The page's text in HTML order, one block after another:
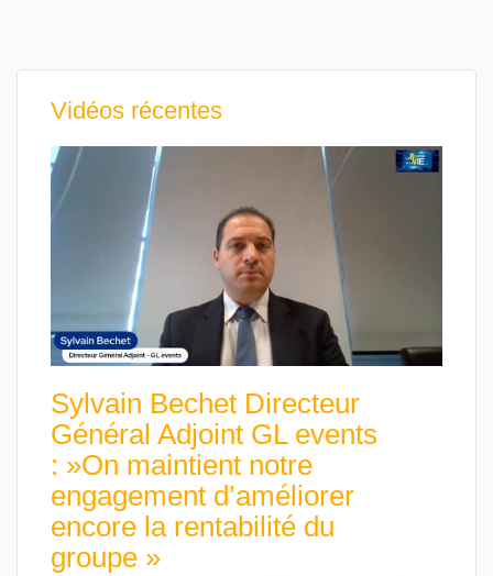
Vidéos récentes
Sylvain Bechet Directeur
Général Adjoint GL events
: »On maintient notre
engagement d’améliorer
encore la rentabilité du
groupe »